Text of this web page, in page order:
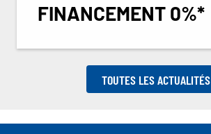
FINANCEMENT 0%*
TOUTES LES ACTUALITÉS